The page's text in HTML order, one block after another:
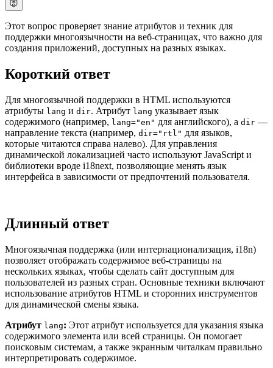
Этот вопрос проверяет знание атрибутов и техник для
поддержки многоязычности на веб-страницах, что важно для
создания приложений, доступных на разных языках.
Короткий ответ
Для многоязычной поддержки в HTML используются
атрибуты lang и dir. Атрибут lang указывает язык
содержимого (например, lang="en" для английского), а dir —
направление текста (например, dir="rtl" для языков,
которые читаются справа налево). Для управления
динамической локализацией часто используют JavaScript и
библиотеки вроде i18next, позволяющие менять язык
интерфейса в зависимости от предпочтений пользователя.
Длинный ответ
Многоязычная поддержка (или интернационализация, i18n)
позволяет отображать содержимое веб-страницы на
нескольких языках, чтобы сделать сайт доступным для
пользователей из разных стран. Основные техники включают
использование атрибутов HTML и сторонних инструментов
для динамической смены языка.
Атрибут lang: Этот атрибут используется для указания языка
содержимого элемента или всей страницы. Он помогает
поисковым системам, а также экранным читалкам правильно
интерпретировать содержимое.